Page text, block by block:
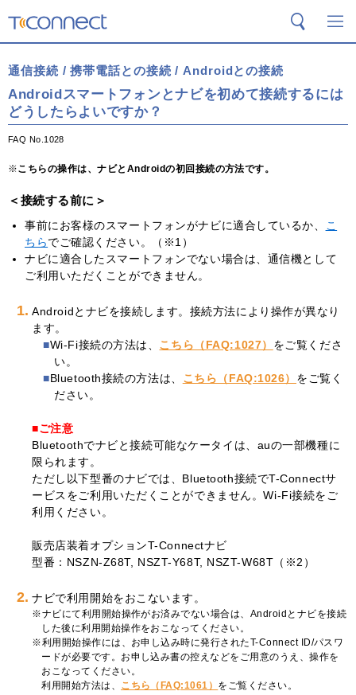
検索
通信接続 / 携帯電話との接続 / Androidとの接続
Androidスマートフォンとナビを初めて接続するには
どうしたらよいですか？
FAQ No.1028
こちらの操作は、ナビとAndroidの初回接続の方法です。
＜接続する前に＞
事前にお客様のスマートフォンがナビに適合しているか、
こ
ちらでご確認ください。（※1）
ナビに適合したスマートフォンでない場合は、通信機として
ご利用いただくことができません。
1. Androidとナビを接続します。接続方法により操作が異なり
ます。
Wi-Fi接続の方法は、 こちら（FAQ:1027） をご覧くださ
い。
Bluetooth接続の方法は、 こちら（FAQ:1026） をご覧く
ださい。
■ご注意
Bluetoothでナビと接続可能なケータイは、auの一部機種に
限られます。
ただし以下型番のナビでは、Bluetooth接続でT-Connectサ
ービスをご利用いただくことができません。Wi-Fi接続をご
利用ください。
販売店装着オプションT-Connectナビ
型番：NSZN-Z68T, NSZT-Y68T, NSZT-W68T（※2）
2. ナビで利用開始をおこないます。
ナビにて利用開始操作がお済みでない場合は、Androidとナビを接続
した後に利用開始操作をおこなってください。
利用開始操作には、お申し込み時に発行されたT-Connect ID/パスワ
ードが必要です。お申し込み書の控えなどをご用意のうえ、操作を
おこなってください。
利用開始方法は、 こちら（FAQ:1061） をご覧ください。